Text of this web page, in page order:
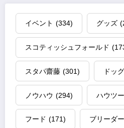
イベント (334) グッズ
スコティッシュフォールド
スタパ齋藤 (301) ドッ
ノウハウ (294) ハウツー
フード (171) ブリーダー